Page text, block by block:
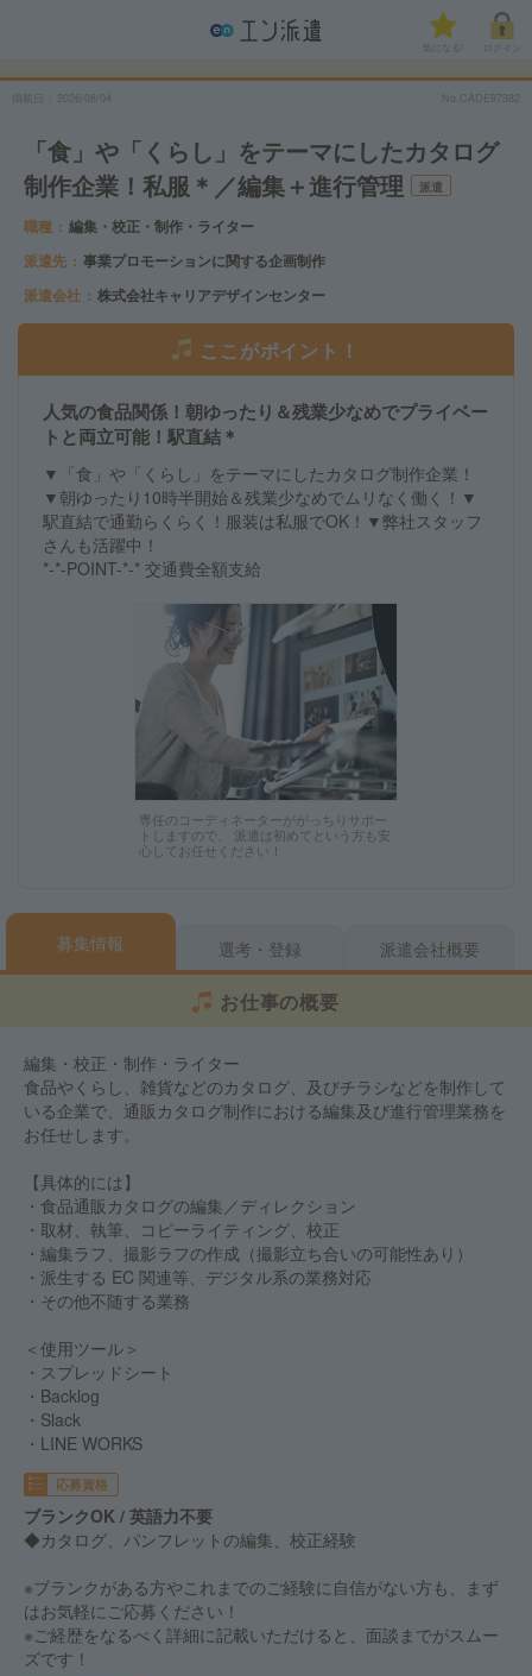
気になる!
2026/08/04 No.CADE97382
「食」や「くらし」をテーマにしたカタログ
制作企業！私服＊／編集＋進行管理
派遣
職種
編集・校正・制作・ライター
派遣先
事業プロモーションに関する企画制作
派遣会社
株式会社キャリアデザインセンター
ここがポイント！
人気の食品関係！朝ゆったり＆残業少なめでプライベー
トと両立可能！駅直結＊
▼「食」や「くらし」をテーマにしたカタログ制作企業！
▼朝ゆったり10時半開始＆残業少なめでムリなく働く！▼
駅直結で通勤らくらく！服装は私服でOK！▼弊社スタッフ
さんも活躍中！
*-*-POINT-*-* 交通費全額支給
専任のコーディネーターががっちりサポー
トしますので、 派遣は初めてという方も安
心してお任せください！
募集情報 選考・登録 派遣会社概要
お仕事の概要
編集・校正・制作・ライター
食品やくらし、雑貨などのカタログ、及びチラシなどを制作して
いる企業で、通販カタログ制作における編集及び進行管理業務を
お任せします。
【具体的には】
・食品通販カタログの編集／ディレクション
・取材、執筆、コピーライティング、校正
・編集ラフ、撮影ラフの作成（撮影立ち合いの可能性あり）
・派生する EC 関連等、デジタル系の業務対応
・その他不随する業務
＜使用ツール＞
・スプレッドシート
・Backlog
・Slack
・LINE WORKS
応募資格
ブランクOK / 英語力不要
◆カタログ、パンフレットの編集、校正経験
※ブランクがある方やこれまでのご経験に自信がない方も、まず
はお気軽にご応募ください！
※ご経歴をなるべく詳細に記載いただけると、面談までがスムー
ズです！